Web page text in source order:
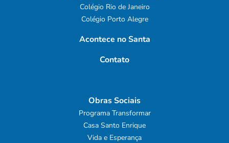
Colégio Rio de Janeiro
Colégio Porto Alegre
Acontece no Santa
Contato
Obras Sociais
Programa Transformar
Casa Santo Enrique
Vida e Esperança